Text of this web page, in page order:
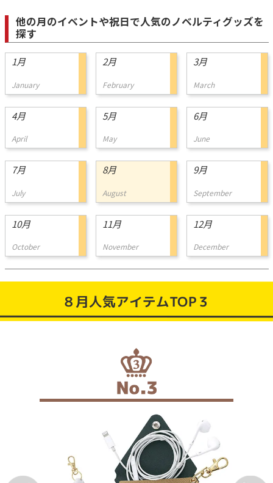
他の月のイベントや祝日で人気のノベルティグッズを
探す
1月
January
2月
February
3月
March
4月
April
5月
May
6月
June
7月
July
8月
August
9月
September
10月
October
11月
November
12月
December
８月人気アイテムTOP３